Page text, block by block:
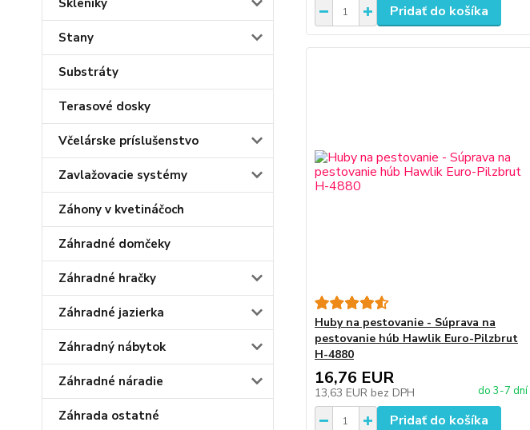
Skleníky
Stany
Substráty
Terasové dosky
Včelárske príslušenstvo
Zavlažovacie systémy
Záhony v kvetináčoch
Záhradné domčeky
Záhradné hračky
Záhradné jazierka
Záhradný nábytok
Záhradné náradie
Záhrada ostatné
Pridať do košíka
Huby na pestovanie - Súprava na
pestovanie húb Hawlik Euro-Pilzbrut
H-4880
16,76 EUR
13,63 EUR bez DPH do 3-7 dní
Pridať do košíka